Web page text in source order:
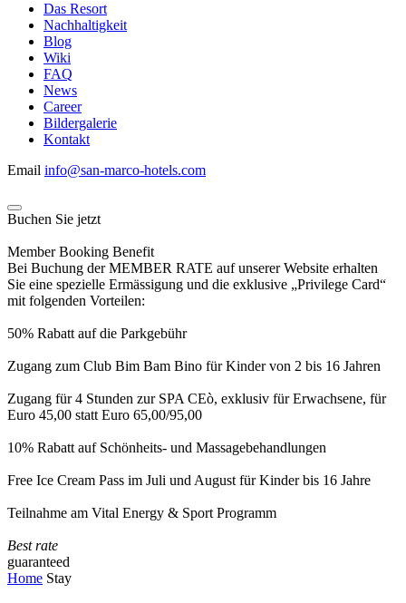
Das Resort
Nachhaltigkeit
Blog
Wiki
FAQ
News
Career
Bildergalerie
Kontakt
Email info@san-marco-hotels.com
Buchen Sie jetzt
Member Booking Benefit
Bei Buchung der MEMBER RATE auf unserer Website erhalten
Sie eine spezielle Ermässigung und die exklusive „Privilege Card“
mit folgenden Vorteilen:
50% Rabatt auf die Parkgebühr
Zugang zum Club Bim Bam Bino für Kinder von 2 bis 16 Jahren
Zugang für 4 Stunden zur SPA CEò, exklusiv für Erwachsene, für
Euro 45,00 statt Euro 65,00/95,00
10% Rabatt auf Schönheits- und Massagebehandlungen
Free Ice Cream Pass im Juli und August für Kinder bis 16 Jahre
Teilnahme am Vital Energy & Sport Programm
Best rate
guaranteed
Home Stay